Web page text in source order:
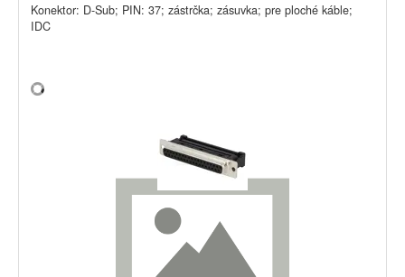
Konektor: D-Sub; PIN: 37; zástrčka; zásuvka; pre ploché káble;
IDC